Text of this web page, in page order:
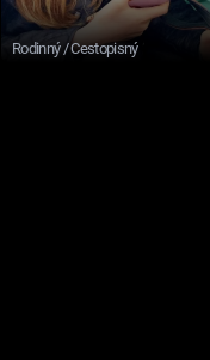
Rodinný / Cestopisný